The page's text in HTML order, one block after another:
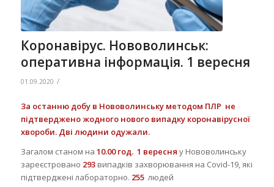
Коронавірус. Нововолинськ:
оперативна інформація. 1 вересня
01.09.2020 /
За останню добу в Нововолинську методом ПЛР не
підтверджено жодного нового випадку коронавірусної
хвороби. Дві людини одужали.
Загалом станом на 10.00 год. 1 вересня у Нововолинську
зареєстровано 293 випадків захворювання на Covid-19, які
підтверджені лабораторно. 255людей